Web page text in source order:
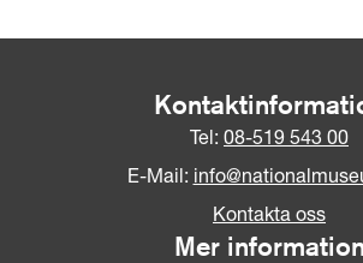
Tel: 08-519 543 00
E-Mail:
Kontakta oss
Mer information